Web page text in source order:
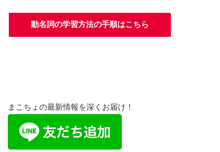
動名詞の学習方法の手順はこちら
まこちょの最新情報を深くお届け！